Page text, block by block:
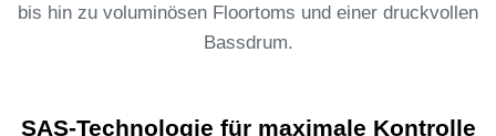
bis hin zu voluminösen Floortoms und einer druckvollen
Bassdrum.
SAS-Technologie für maximale Kontrolle